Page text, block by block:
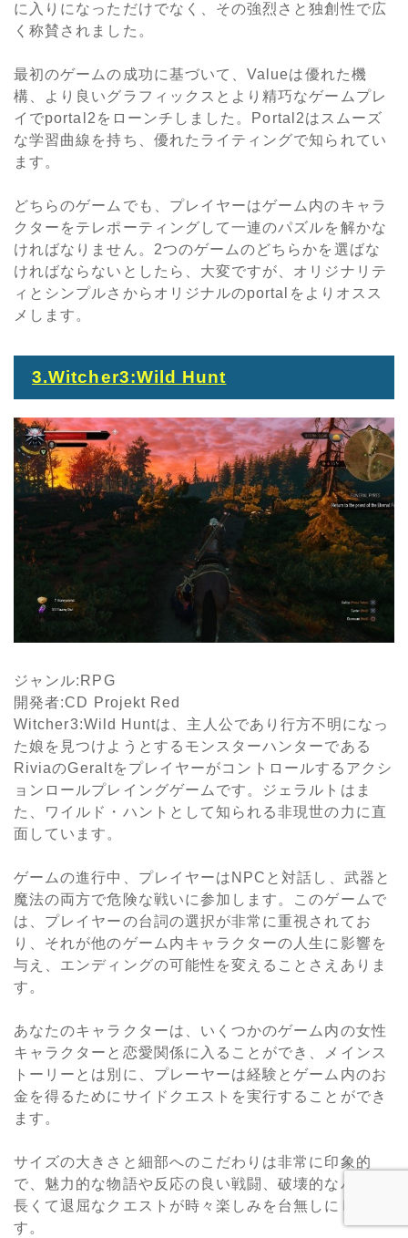
に入りになっただけでなく、その強烈さと独創性で広
く称賛されました。
最初のゲームの成功に基づいて、Valueは優れた機
構、より良いグラフィックスとより精巧なゲームプレ
イでportal 2 をローンチしました。 Portal2はスムーズ
な学習曲線を持ち、優れたライティングで知られてい
ます。
どちらのゲームでも、プレイヤーはゲーム内のキャラ
クターをテレポーティングして一連のパズルを解かな
ければなりません。 2つのゲームのどちらかを選ばな
ければならないとしたら、大変ですが、オリジナリテ
ィとシンプルさからオリジナルのportalをよりオスス
メします。
3.Witcher3:Wild Hunt
ジャンル:RPG
開発者:CD Projekt Red
Witcher3:Wild Huntは、主人公であり行方不明になっ
た娘を見つけようとするモンスターハンターである
RiviaのGeraltをプレイヤーがコントロールするアクシ
ョンロールプレイングゲームです。ジェラルトはま
た、ワイルド・ハントとして知られる非現世の力に直
面しています。
ゲームの進行中、プレイヤーは NPC と対話し、武器と
魔法の両方で危険な戦いに参加します。このゲームで
は、プレイヤーの台詞の選択が非常に重視されてお
り、それが他のゲーム内キャラクターの人生に影響を
与え、エンディングの可能性を変えることさえありま
す。
あなたのキャラクターは、いくつかのゲーム内の女性
キャラクターと恋愛関係に入ることができ、メインス
トーリーとは別に、プレーヤーは経験とゲーム内のお
金を得るためにサイドクエストを実行することができ
ます。
サイズの大きさと細部へのこだわりは非常に印象的
で、魅力的な物語や反応の良い戦闘、破壊的なバグ、
長くて退屈なクエストが時々楽しみを台無しにしま
す。